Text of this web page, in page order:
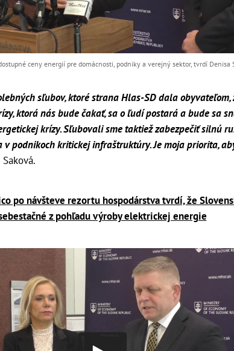
ceny energií pre domácnosti, podniky a verejný sektor, tvrdí Denisa
sľubov, ktoré strana Hlas-SD dala obyvateľom,
ktorá nás bude čakať, sa o ľudí postará a bude sa
krízy. Sľubovali sme taktiež zabezpečiť silnú
podnikoch kritickej infraštruktúry. Je moja priorita,
po návšteve rezortu hospodárstva tvrdí, že
z pohľadu výroby elektrickej energie